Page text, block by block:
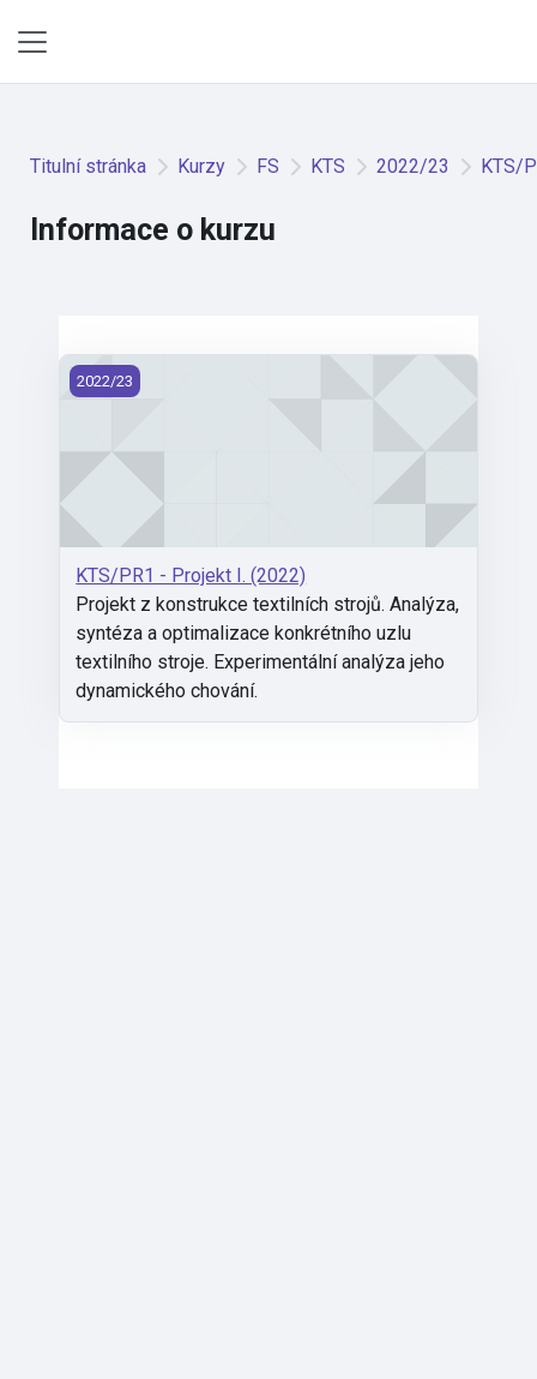
Titulní stránka Kurzy FS KTS 2022/23 KTS/
Informace o kurzu
KTS/PR1 - Projekt I. (2022)
2022/23
KTS/PR1 - Projekt I. (2022)
Projekt z konstrukce textilních strojů. Analýza,
syntéza a optimalizace konkrétního uzlu
textilního stroje. Experimentální analýza jeho
dynamického chování.